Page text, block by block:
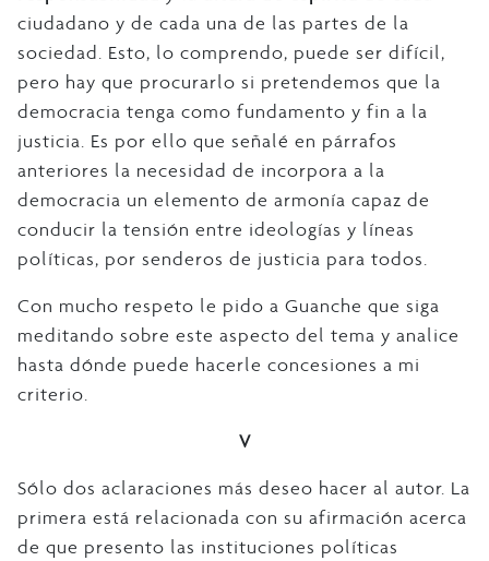
ciudadano y de cada una de las partes de la
sociedad. Esto, lo comprendo, puede ser difícil,
pero hay que procurarlo si pretendemos que la
democracia tenga como fundamento y fin a la
justicia. Es por ello que señalé en párrafos
anteriores la necesidad de incorpora a la
democracia un elemento de armonía capaz de
conducir la tensión entre ideologías y líneas
políticas, por senderos de justicia para todos.
Con mucho respeto le pido a Guanche que siga
meditando sobre este aspecto del tema y analice
hasta dónde puede hacerle concesiones a mi
criterio.
V
Sólo dos aclaraciones más deseo hacer al autor. La
primera está relacionada con su afirmación acerca
de que presento las instituciones políticas